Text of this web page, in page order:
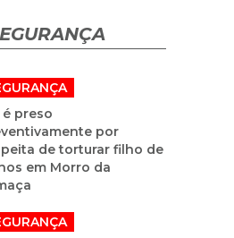
é preso
por
de torturar filho de
em Morro da